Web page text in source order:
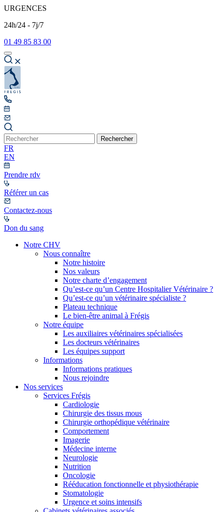
URGENCES
24h/24 - 7j/7
01 49 85 83 00
Rechercher
FR
EN
Prendre rdv
Référer un cas
Contactez-nous
Don du sang
Notre CHV
Nous connaître
Notre histoire
Nos valeurs
Notre charte d’engagement
Qu’est-ce qu’un Centre Hospitalier Vétérinaire ?
Qu’est-ce qu’un vétérinaire spécialiste ?
Plateau technique
Le bien-être animal à Frégis
Notre équipe
Les auxiliaires vétérinaires spécialisées
Les docteurs vétérinaires
Les équipes support
Informations
Informations pratiques
Nous rejoindre
Nos services
Services Frégis
Cardiologie
Chirurgie des tissus mous
Chirurgie orthopédique vétérinaire
Comportement
Imagerie
Médecine interne
Neurologie
Nutrition
Oncologie
Rééducation fonctionnelle et physiothérapie
Stomatologie
Urgence et soins intensifs